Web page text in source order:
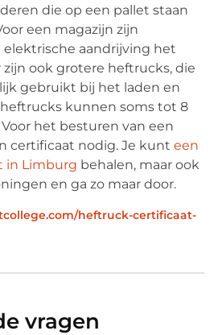
die op een pallet staan
een magazijn zijn
aandrijving het
ook grotere heftrucks, die
gebruikt bij het laden en
heftrucks kunnen soms tot 8
het besturen van een
certificaat nodig. Je kunteen
in Limburg behalen, maar ook
en ga zo maar door.
heftruck-certificaat-
vragen